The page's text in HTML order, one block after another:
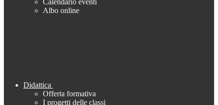
Calendario eventi
Albo online
Didattica
Offerta formativa
I progetti delle classi